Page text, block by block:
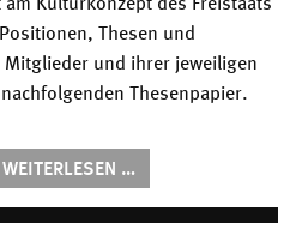
Kulturkonzept des Freistaats
Thesen und
Mitglieder und ihrer jeweiligen
Thesenpapier.
WEITERLESEN …THESENPAPIER